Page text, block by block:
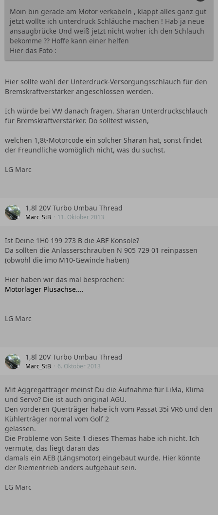
Moin bin gerade am Motor verkabeln , klappt alles ganz gut
jetzt wollte ich unterdruck Schläuche machen ! Hab ja neue
ansaugbrücke Und weiß jetzt nicht woher ich den Schlauch
bekomme ?? Hoffe kann einer helfen
Hier das Foto :
Hier sollte wohl der Unterdruck-Versorgungsschlauch für den
Bremskraftverstärker angeschlossen werden.
Ich würde bei VW danach fragen. Sharan Unterdruckschlauch
für Bremskraftverstärker. Do solltest wissen,
welchen 1,8t-Motorcode ein solcher Sharan hat, sonst findet
der Freundliche womöglich nicht, was du suchst.
LG Marc
1,8l 20V Turbo Umbau Thread
Marc_StB 11. Oktober 2013
Ist Deine 1H0 199 273 B die ABF Konsole?
Da sollten die Anlasserschrauben N 905 729 01 reinpassen
(obwohl die imo M10-Gewinde haben)
Hier haben wir das mal besprochen:
Motorlager Plusachse....
LG Marc
1,8l 20V Turbo Umbau Thread
Marc_StB 6. Oktober 2013
Mit Aggregatträger meinst Du die Aufnahme für LiMa, Klima
und Servo? Die ist auch original AGU.
Den vorderen Querträger habe ich vom Passat 35i VR6 und den
Kühlerträger normal vom Golf 2
gelassen.
Die Probleme von Seite 1 dieses Themas habe ich nicht. Ich
vermute, das liegt daran das
damals ein AEB (Längsmotor) eingebaut wurde. Hier könnte
der Riementrieb anders aufgebaut sein.
LG Marc